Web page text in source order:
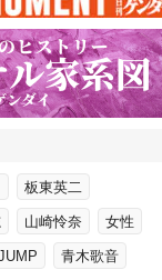
板東英二
山崎怜奈 女性
青木歌音